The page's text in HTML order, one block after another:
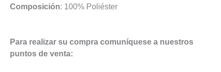
Composición: 100% Poliéster
Para realizar su compra comuníquese a nuestros
puntos de venta: